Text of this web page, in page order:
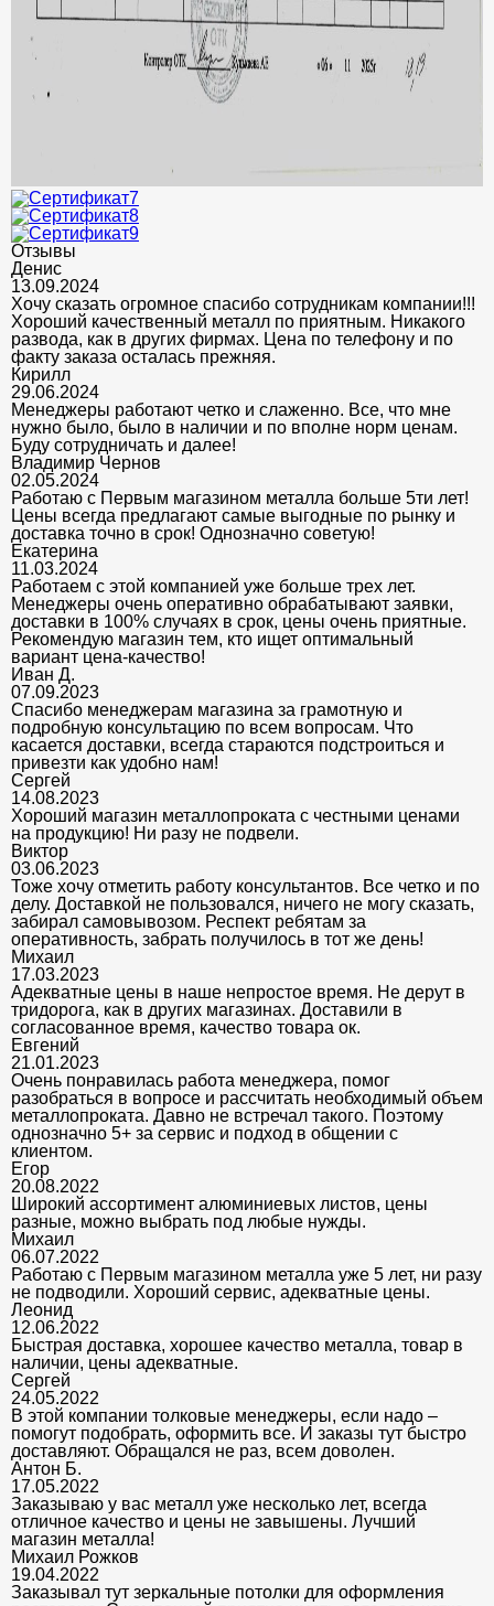
Отзывы
Денис
13.09.2024
Хочу сказать огромное спасибо сотрудникам компании!!!
Хороший качественный металл по приятным. Никакого
развода, как в других фирмах. Цена по телефону и по
факту заказа осталась прежняя.
Кирилл
29.06.2024
Менеджеры работают четко и слаженно. Все, что мне
нужно было, было в наличии и по вполне норм ценам.
Буду сотрудничать и далее!
Владимир Чернов
02.05.2024
Работаю с Первым магазином металла больше 5ти лет!
Цены всегда предлагают самые выгодные по рынку и
доставка точно в срок! Однозначно советую!
Екатерина
11.03.2024
Работаем с этой компанией уже больше трех лет.
Менеджеры очень оперативно обрабатывают заявки,
доставки в 100% случаях в срок, цены очень приятные.
Рекомендую магазин тем, кто ищет оптимальный
вариант цена-качество!
Иван Д.
07.09.2023
Спасибо менеджерам магазина за грамотную и
подробную консультацию по всем вопросам. Что
касается доставки, всегда стараются подстроиться и
привезти как удобно нам!
Сергей
14.08.2023
Хороший магазин металлопроката с честными ценами
на продукцию! Ни разу не подвели.
Виктор
03.06.2023
Тоже хочу отметить работу консультантов. Все четко и по
делу. Доставкой не пользовался, ничего не могу сказать,
забирал самовывозом. Респект ребятам за
оперативность, забрать получилось в тот же день!
Михаил
17.03.2023
Адекватные цены в наше непростое время. Не дерут в
тридорога, как в других магазинах. Доставили в
согласованное время, качество товара ок.
Евгений
21.01.2023
Очень понравилась работа менеджера, помог
разобраться в вопросе и рассчитать необходимый объем
металлопроката. Давно не встречал такого. Поэтому
однозначно 5+ за сервис и подход в общении с
клиентом.
Егор
20.08.2022
Широкий ассортимент алюминиевых листов, цены
разные, можно выбрать под любые нужды.
Михаил
06.07.2022
Работаю с Первым магазином металла уже 5 лет, ни разу
не подводили. Хороший сервис, адекватные цены.
Леонид
12.06.2022
Быстрая доставка, хорошее качество металла, товар в
наличии, цены адекватные.
Сергей
24.05.2022
В этой компании толковые менеджеры, если надо –
помогут подобрать, оформить все. И заказы тут быстро
доставляют. Обращался не раз, всем доволен.
Антон Б.
17.05.2022
Заказываю у вас металл уже несколько лет, всегда
отличное качество и цены не завышены. Лучший
магазин металла!
Михаил Рожков
19.04.2022
Заказывал тут зеркальные потолки для оформления